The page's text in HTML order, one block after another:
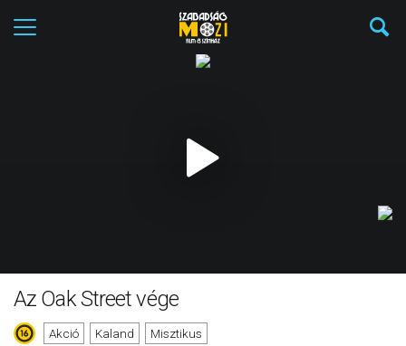
Az Oak Street vége
Akció Kaland Misztikus